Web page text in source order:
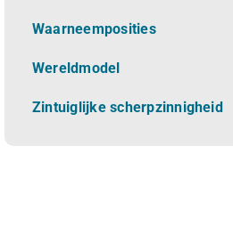
Waarneemposities
Wereldmodel
Zintuiglijke scherpzinnigheid